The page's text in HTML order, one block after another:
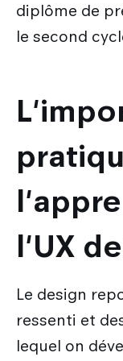
diplôme de
le second
l'UX
Le design
ressenti et
lequel on